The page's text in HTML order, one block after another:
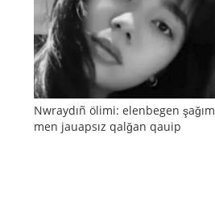
Nwraydıñ ölimi: elenbegen şağım
men jauapsız qalğan qauip